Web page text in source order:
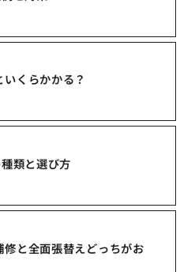
くらかかる？
類と選び方
と全面張替えどっちがお